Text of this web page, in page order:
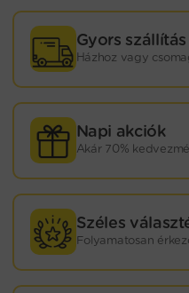
Gyors szállítás
Házhoz vagy
Napi akciók
Akár 70%
Széles
Folyamatosan